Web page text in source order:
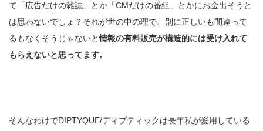
て「広告だけの雑誌」とか「CMだけの番組」とかにお金出そうと
は思わないでしょ？それが世の中の理で、別に正しいも間違って
るもなくそうじゃないと情報の有料販売が構造的には受け入れて
もらえないと思ってます。
そんなわけでDIPTYQUE/ディプティックは長年私が愛用している